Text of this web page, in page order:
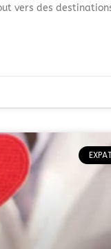
vers des